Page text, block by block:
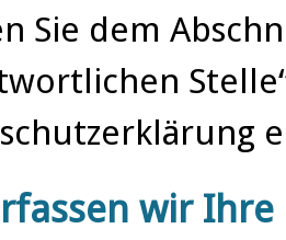
Sie dem
wir Ihre